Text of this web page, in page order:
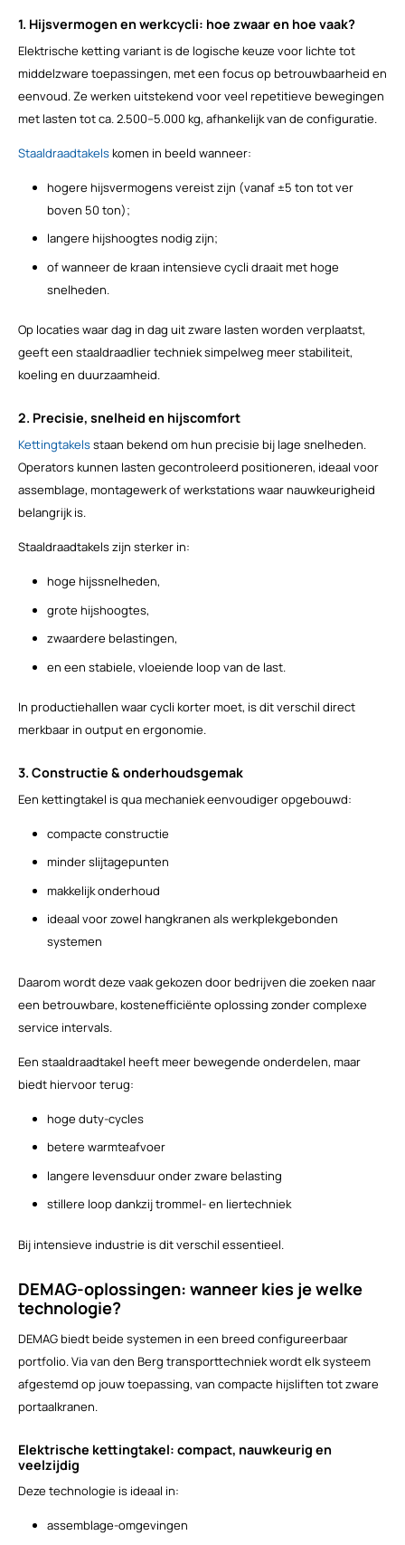
1. Hijsvermogen en werkcycli: hoe zwaar en hoe vaak?
Elektrische ketting variant is de logische keuze voor lichte tot
middelzware toepassingen, met een focus op betrouwbaarheid en
eenvoud. Ze werken uitstekend voor veel repetitieve bewegingen
met lasten tot ca. 2.500–5.000 kg, afhankelijk van de configuratie.
Staaldraadtakelskomen in beeld wanneer:
hogere hijsvermogens vereist zijn (vanaf ±5 ton tot ver
boven 50 ton);
langere hijshoogtes nodig zijn;
of wanneer de kraan intensieve cycli draait met hoge
snelheden.
Op locaties waar dag in dag uit zware lasten worden verplaatst,
geeft een staaldraadlier techniek simpelweg meer stabiliteit,
koeling en duurzaamheid.
2. Precisie, snelheid en hijscomfort
Kettingtakelsstaan bekend om hun precisie bij lage snelheden.
Operators kunnen lasten gecontroleerd positioneren, ideaal voor
assemblage, montagewerk of werkstations waar nauwkeurigheid
belangrijk is.
Staaldraadtakels zijn sterker in:
hoge hijssnelheden,
grote hijshoogtes,
zwaardere belastingen,
en een stabiele, vloeiende loop van de last.
In productiehallen waar cycli korter moet, is dit verschil direct
merkbaar in output en ergonomie.
3. Constructie & onderhoudsgemak
Een kettingtakel is qua mechaniek eenvoudiger opgebouwd:
compacte constructie
minder slijtagepunten
makkelijk onderhoud
ideaal voor zowel hangkranen als werkplekgebonden
systemen
Daarom wordt deze vaak gekozen door bedrijven die zoeken naar
een betrouwbare, kostenefficiënte oplossing zonder complexe
service intervals.
Een staaldraadtakel heeft meer bewegende onderdelen, maar
biedt hiervoor terug:
hoge duty-cycles
betere warmteafvoer
langere levensduur onder zware belasting
stillere loop dankzij trommel- en liertechniek
Bij intensieve industrie is dit verschil essentieel.
DEMAG-oplossingen: wanneer kies je welke
technologie?
DEMAG biedt beide systemen in een breed configureerbaar
portfolio. Via van den Berg transporttechniek wordt elk systeem
afgestemd op jouw toepassing, van compacte hijsliften tot zware
portaalkranen.
Elektrische kettingtakel: compact, nauwkeurig en
veelzijdig
Deze technologie is ideaal in:
assemblage-omgevingen